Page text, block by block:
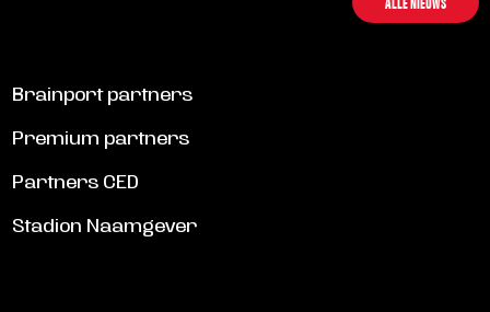
Brainport partners
Premium partners
Partners CED
Stadion Naamgever